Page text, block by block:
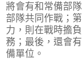
將會有和常備部
部隊共同作戰；
力，則在戰時擔
務；最後，還會
備單位。